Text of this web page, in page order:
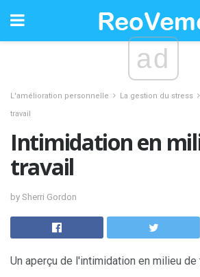
ad
L'amélioration personnelle La gestion du stress
travail
Intimidation en
travail
by Sherri Gordon
Un aperçu de l'intimidation en milieu de